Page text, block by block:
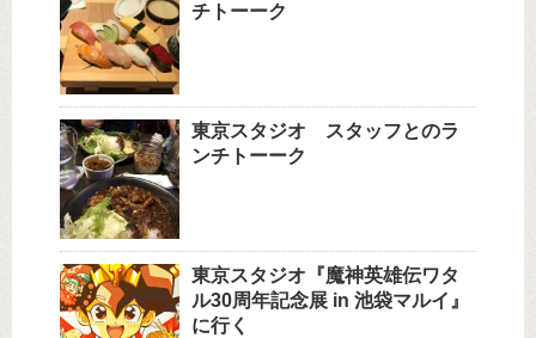
チトーーク
東京スタジオ スタッフとのラ
ンチトーーク
東京スタジオ『魔神英雄伝ワタ
ル30周年記念展 in 池袋マルイ』
に行く